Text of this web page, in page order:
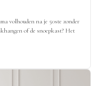
volhouden na je 50ste zonder
of de snoepkast? Het